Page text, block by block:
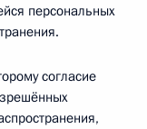
персональных
согласие